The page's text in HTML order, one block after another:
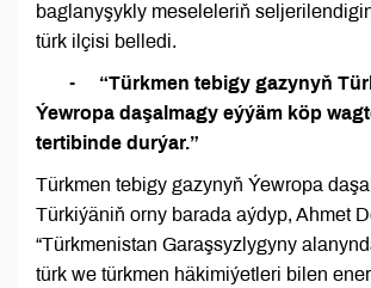
baglanyşykly meseleleriň
türk ilçisi belledi.
- “Türkmen tebigy gazynyň
Ýewropa daşalmagy eýýäm köp
tertibinde durýar.”
Türkmen tebigy gazynyň Ýewropa
Türkiýäniň orny barada aýdyp, Ahmet
“Türkmenistan Garaşsyzlygyny
türk we türkmen häkimiýetleri bilen